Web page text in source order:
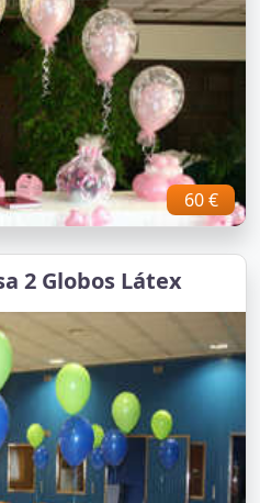
60 €
2 Globos Látex